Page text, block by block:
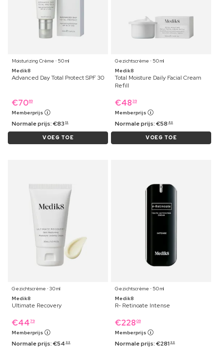
Moisturizing Crème ⋅ 50 ml
Medik8
Advanced Day Total Protect SPF 30
€7069
Memberprijs
Normale prijs:€83 19
VOEG TOE
Gezichtscrème ⋅ 50 ml
Medik8
Total Moisture Daily Facial Cream
Refill
€48 39
Memberprijs
Normale prijs:€58 49
VOEG TOE
Gezichtscrème ⋅ 30 ml
Medik8
Ultimate Recovery
€44 79
Memberprijs
Normale prijs:€54 99
Gezichtscrème ⋅ 50 ml
Medik8
R- Retinoate Intense
€228 09
Memberprijs
Normale prijs:€281 99